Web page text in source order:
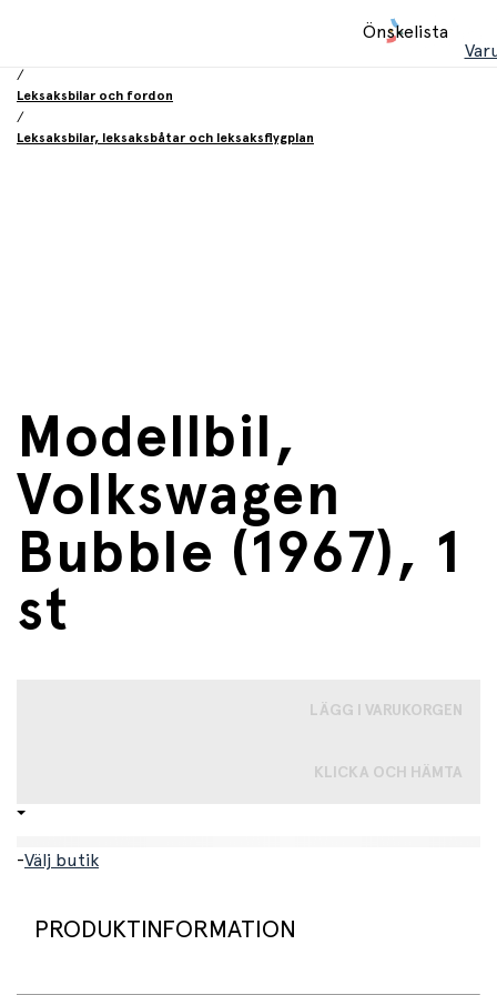
Önskelista
/
Leksaksbilar och fordon
/
Leksaksbilar, leksaksbåtar och leksaksflygplan
Modellbil,
Volkswagen
Bubble (1967), 1
st
LÄGG I VARUKORGEN
KLICKA OCH HÄMTA
-Välj butik
PRODUKTINFORMATION